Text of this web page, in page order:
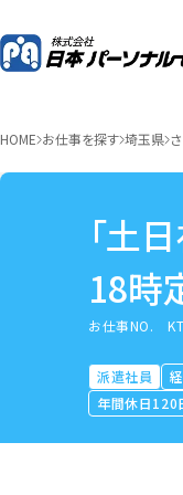
HOME お仕事を探す 埼玉県
「土
18時
お仕事NO.
派遣社員
年間休日120